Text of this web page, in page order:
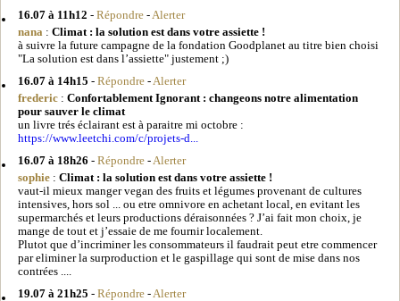
16.07 à 11h12 - Répondre - Alerter
nana : Climat : la solution est dans votre assiette !
à suivre la future campagne de la fondation Goodplanet au titre bien choisi
"La solution est dans l’assiette" justement ;)
16.07 à 14h15 - Répondre - Alerter
frederic : Confortablement Ignorant : changeons notre alimentation
pour sauver le climat
un livre trés éclairant est à paraitre mi octobre :
https://www.leetchi.com/c/projets-d...
16.07 à 18h26 - Répondre - Alerter
sophie : Climat : la solution est dans votre assiette !
vaut-il mieux manger vegan des fruits et légumes provenant de cultures
intensives, hors sol ... ou etre omnivore en achetant local, en evitant les
supermarchés et leurs productions déraisonnées ? J’ai fait mon choix, je
mange de tout et j’essaie de me fournir localement.
Plutot que d’incriminer les consommateurs il faudrait peut etre commencer
par eliminer la surproduction et le gaspillage qui sont de mise dans nos
contrées ....
19.07 à 21h25 - Répondre - Alerter